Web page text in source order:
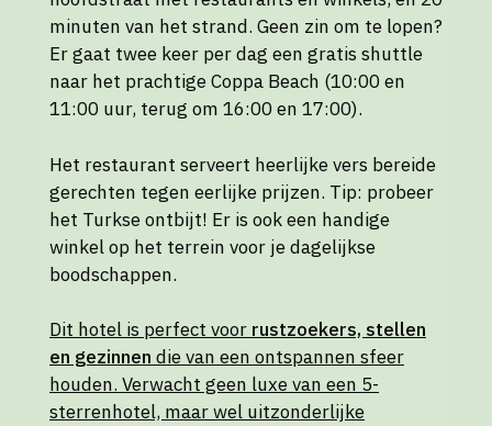
minuten van het strand. Geen zin om te lopen?
Er gaat twee keer per dag een gratis shuttle
naar het prachtige Coppa Beach (10:00 en
11:00 uur, terug om 16:00 en 17:00).
Het restaurant serveert heerlijke vers bereide
gerechten tegen eerlijke prijzen. Tip: probeer
het Turkse ontbijt! Er is ook een handige
winkel op het terrein voor je dagelijkse
boodschappen.
Dit hotel is perfect voor rustzoekers, stellen
en gezinnen die van een ontspannen sfeer
houden. Verwacht geen luxe van een 5-
sterrenhotel, maar wel uitzonderlijke